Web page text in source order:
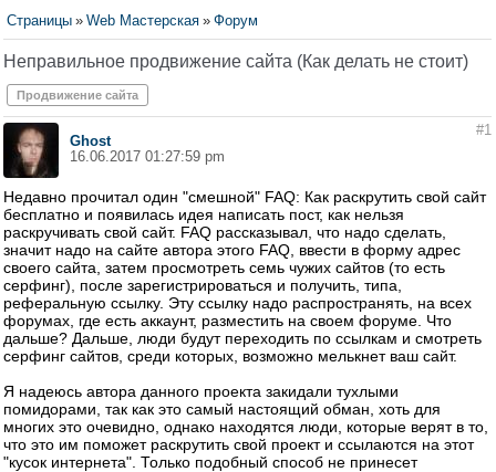
Страницы » Web Мастерская » Форум
Неправильное продвижение сайта (Как делать не стоит)
Продвижение сайта
Ghost
16.06.2017 01:27:59 pm
#1
Недавно прочитал один "смешной" FAQ: Как раскрутить свой сайт
бесплатно и появилась идея написать пост, как нельзя
раскручивать свой сайт. FAQ рассказывал, что надо сделать,
значит надо на сайте автора этого FAQ, ввести в форму адрес
своего сайта, затем просмотреть семь чужих сайтов (то есть
серфинг), после зарегистрироваться и получить, типа,
реферальную ссылку. Эту ссылку надо распространять, на всех
форумах, где есть аккаунт, разместить на своем форуме. Что
дальше? Дальше, люди будут переходить по ссылкам и смотреть
серфинг сайтов, среди которых, возможно мелькнет ваш сайт.
Я надеюсь автора данного проекта закидали тухлыми
помидорами, так как это самый настоящий обман, хоть для
многих это очевидно, однако находятся люди, которые верят в то,
что это им поможет раскрутить свой проект и ссылаются на этот
"кусок интернета". Только подобный способ не принесет